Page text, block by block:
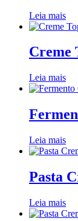
Leia mais
Creme
Leia mais
Leia mais
Pasta
Leia mais